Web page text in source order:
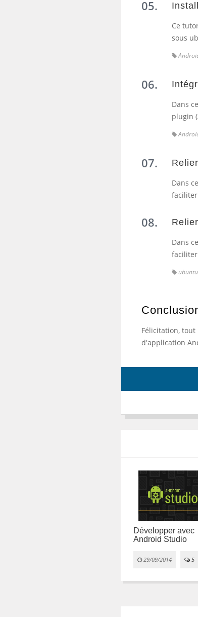
Ce
sous
Dans
plugin
Dans
Dans
ubuntu
Félicitation,
d'application
Développer avec
Android Studio
29/09/2014 5